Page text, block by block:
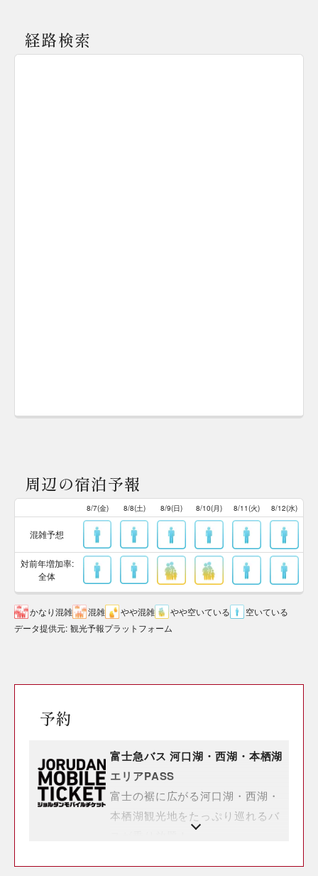
経路検索
周辺の宿泊予報
8/7(金) 8/8(土) 8/9(日) 8/10(月) 8/11(火) 8/12(水)
混雑予想
対前年増加率:
全体
かなり混雑 混雑 やや混雑 やや空いている
空いている
データ提供元: 観光予報プラットフォーム
予約
富士急バス 河口湖・西湖・本栖湖
エリアPASS
富士の裾に広がる河口湖・西湖・
本栖湖観光地をたっぷり巡れるバ